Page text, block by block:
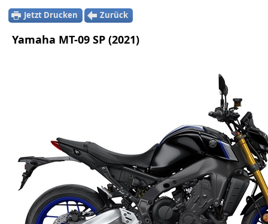
Jetzt Drucken Zurück
Yamaha MT-09 SP (2021)